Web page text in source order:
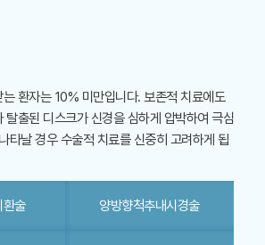
환자는 10% 미만입니다. 보존적 치료에도
탈출된 디스크가 신경을 심하게 압박하여 극심
타날 경우 수술적 치료를 신중히 고려하게 됩
환술 양방향척추내시경술